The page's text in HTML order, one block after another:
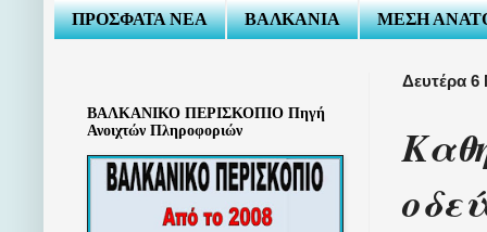
ΠΡΟΣΦΑΤΑ ΝΕΑ ΒΑΛΚΑΝΙΑ ΜΕΣΗ
Δευτέρα 6
ΒΑΛΚΑΝΙΚΟ ΠΕΡΙΣΚΟΠΙΟ Πηγή
Ανοιχτών Πληροφοριών